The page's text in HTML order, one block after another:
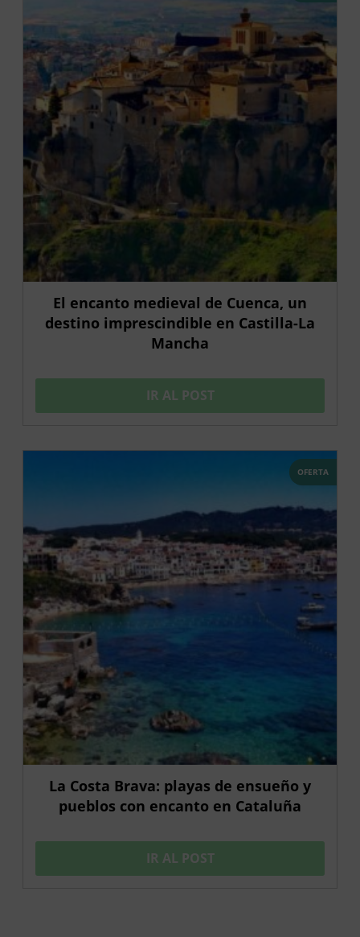
El encanto medieval de Cuenca, un
destino imprescindible en Castilla-La
Mancha
IR AL POST
OFERTA
La Costa Brava: playas de ensueño y
pueblos con encanto en Cataluña
IR AL POST